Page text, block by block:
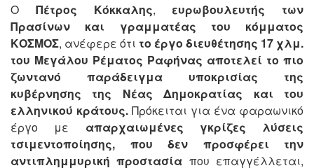
Ο Πέτρος Κόκκαλης, ευρωβουλευτής των
Πρασίνων και γραμματέας του κόμματος
ΚΟΣΜΟΣ, ανέφερε ότι το έργο διευθέτησης 17 χλμ.
του Μεγάλου Ρέματος Ραφήνας αποτελεί το πιο
ζωντανό παράδειγμα υποκρισίας της
κυβέρνησης της Νέας Δημοκρατίας και του
ελληνικού κράτους. Πρόκειται για ένα φαραωνικό
έργο με απαρχαιωμένες γκρίζες λύσεις
τσιμεντοποίησης, που δεν προσφέρει την
αντιπλημμυρική προστασία που επαγγέλλεται,